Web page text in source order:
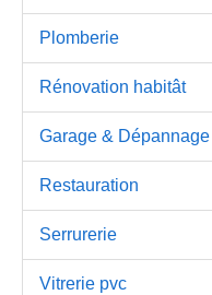
Plomberie
Rénovation habitât
Garage & Dépannage
Restauration
Serrurerie
Vitrerie pvc